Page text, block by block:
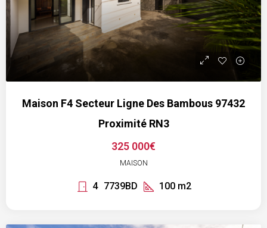
Maison F4 Secteur Ligne Des Bambous 97432
Proximité RN3
325 000€
MAISON
4 7739BD 100 m2